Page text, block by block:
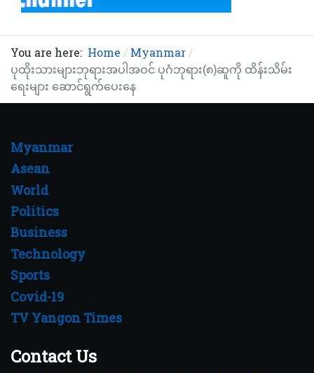
You are here: Home
Myanmar
ပုထိုးသားများဘုရားအပါအဝင် ပုဂံဘုရား(၈)ဆူကို ထိန်းသိမ်း
ရေးများ ဆောင်ရွက်ပေးနေ
Myanmar
Asean
World
Politics
Business
Technology
Sports
Covid-19
TV Yangon Times
Contact Us